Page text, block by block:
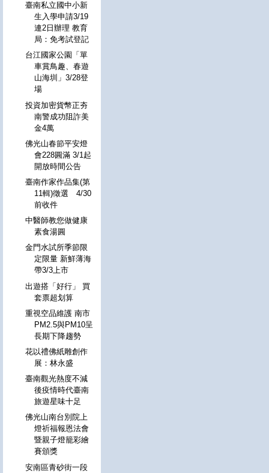
臺南私立國中小新
生入學申請3/19
連2日辦理 教育
局：免考試登記
台江國家公園「單
車賞鳥趣、春遊
山海圳」3/28登
場
投資加密貨幣正夯
南警成功阻詐美
金4萬
佛光山春節平安燈
會228圓滿 3/1起
開放時間公告
臺南作家作品集(第
11輯)徵選 4/30
前收件
中醫師教您做健康
素食湯圓
金門水試所季節限
定限量 新鮮薄海
帶3/3上市
出遊搭「好行」 買
套票超划算
重視空品維護 南市
PM2.5與PM10呈
長期下降趨勢
花以禮佛紙雕創作
展：林永盛
臺南觀光熱度不減
後疫情時代臺南
旅遊星味十足
佛光山南台別院上
燈祈福報恩法會
暨親子燈籠彩繪
賽頒獎
安南區青砂街一段